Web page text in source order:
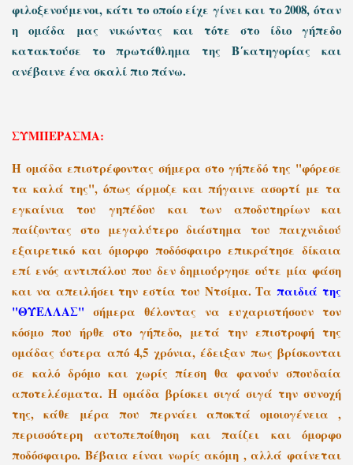
φιλοξενούμενοι, κάτι το οποίο είχε γίνει και το 2008, όταν
η ομάδα μας νικώντας και τότε στο ίδιο γήπεδο
κατακτούσε το πρωτάθλημα της Β΄κατηγορίας και
ανέβαινε ένα σκαλί πιο πάνω.
ΣΥΜΠΕΡΑΣΜΑ:
Η ομάδα επιστρέφοντας σήμερα στο γήπεδό της "φόρεσε
τα καλά της", όπως άρμοζε και πήγαινε ασορτί με τα
εγκαίνια του γηπέδου και των αποδυτηρίων και
παίζοντας στο μεγαλύτερο διάστημα του παιχνιδιού
εξαιρετικό και όμορφο ποδόσφαιρο επικράτησε δίκαια
επί ενός αντιπάλου που δεν δημιούργησε ούτε μία φάση
και να απειλήσει την εστία του Ντσίμα. Ταπαιδιά της
"ΘΥΕΛΛΑΣ" σήμερα θέλοντας να ευχαριστήσουν τον
κόσμο που ήρθε στο γήπεδο, μετά την επιστροφή της
ομάδας ύστερα από 4,5 χρόνια, έδειξαν πως βρίσκονται
σε καλό δρόμο και χωρίς πίεση θα φανούν σπουδαία
αποτελέσματα. Η ομάδα βρίσκει σιγά σιγά την συνοχή
της, κάθε μέρα που περνάει αποκτά ομοιογένεια ,
περισσότερη αυτοπεποίθηση και παίζει και όμορφο
ποδόσφαιρο. Βέβαια είναι νωρίς ακόμη , αλλά φαίνεται